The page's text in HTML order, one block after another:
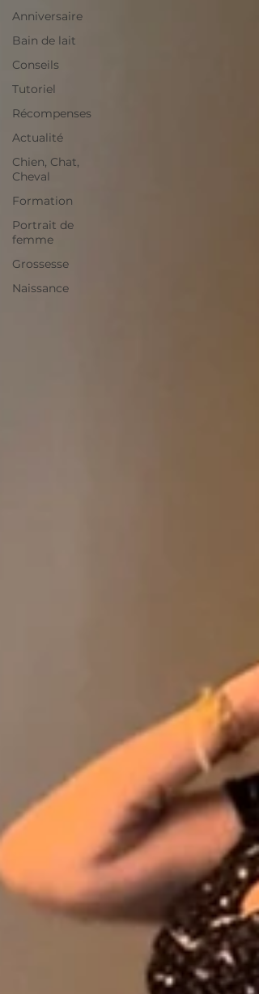
Anniversaire
Bain de lait
Conseils
Tutoriel
Récompenses
Actualité
Chien, Chat,
Cheval
Formation
Portrait de
femme
Grossesse
Naissance